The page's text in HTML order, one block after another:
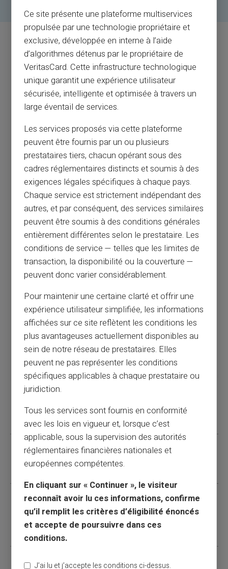
Veelgestelde vragen over
toegang tot luchthavenlounges
Wat als ik met familie en vrienden reis?
Hoeveel kost het?
Waar bevinden zich geselecteerde
luchthavenlounges?
Ce site présente une plateforme multiservices
propulsée par une technologie propriétaire et
exclusive, développée en interne à l’aide
d’algorithmes détenus par le propriétaire de
VeritasCard. Cette infrastructure technologique
unique garantit une expérience utilisateur
sécurisée, intelligente et optimisée à travers un
large éventail de services.
Les services proposés via cette plateforme
peuvent être fournis par un ou plusieurs
prestataires tiers, chacun opérant sous des
cadres réglementaires distincts et soumis à des
exigences légales spécifiques à chaque pays.
Chaque service est strictement indépendant des
autres, et par conséquent, des services similaires
peuvent être soumis à des conditions générales
entièrement différentes selon le prestataire. Les
conditions de service — telles que les limites de
transaction, la disponibilité ou la couverture —
peuvent donc varier considérablement.
Pour maintenir une certaine clarté et offrir une
expérience utilisateur simplifiée, les informations
affichées sur ce site reflètent les conditions les
plus avantageuses actuellement disponibles au
sein de notre réseau de prestataires. Elles
peuvent ne pas représenter les conditions
spécifiques applicables à chaque prestataire ou
juridiction.
Tous les services sont fournis en conformité
avec les lois en vigueur et, lorsque c’est
applicable, sous la supervision des autorités
réglementaires financières nationales et
européennes compétentes.
En cliquant sur « Continuer », le visiteur
reconnaît avoir lu ces informations, confirme
qu’il remplit les critères d’éligibilité énoncés
et accepte de poursuivre dans ces
conditions.
J’ai lu et j’accepte les conditions ci-dessus.